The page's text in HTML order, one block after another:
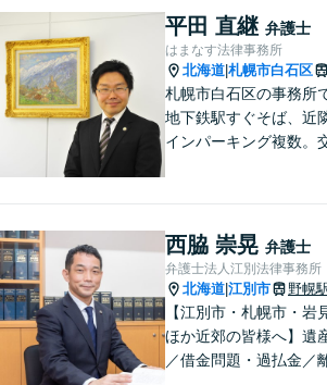
平田 直継 弁護士
はまなす法律事務所
北海道 札幌市白石区
札幌市白石区の事務所
地下鉄駅すぐそば、近
インパーキング複数。
もアクセス良好。相続
事故、離婚、債務整理
広く対応する４０代の
富な弁護士です。
西脇 崇晃 弁護士
弁護士法人江別法律事務所
北海道 江別市 野幌
【江別市・札幌市・岩
ほか近郊の皆様へ】遺
／借金問題・過払金／